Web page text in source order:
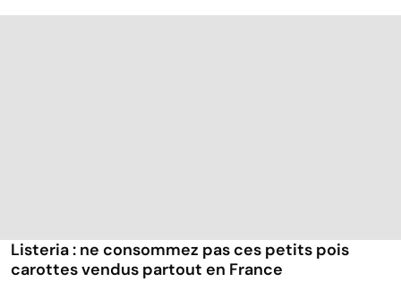
Listeria : ne consommez pas ces petits pois
carottes vendus partout en France